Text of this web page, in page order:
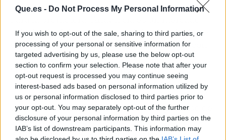
Que.es - Do Not Process My Personal Information
If you wish to opt-out of the sale, sharing to third parties, or
processing of your personal or sensitive information for
targeted advertising by us, please use the below opt-out
section to confirm your selection. Please note that after your
opt-out request is processed you may continue seeing
interest-based ads based on personal information utilized by
us or personal information disclosed to third parties prior to
your opt-out. You may separately opt-out of the further
disclosure of your personal information by third parties on the
IAB’s list of downstream participants. This information may
prioritario. Además de su actividad en la Costa
del Sol, Inbisa sigue apostando por Sevilla con
proyectos que responden a la demanda de
vivienda de calidad en ubicaciones
estratégicas. La comercialización de esta
segunda fase, apenas unos meses después del
lanzamiento inicial, refuerza el compromiso de
la compañía con el desarrollo de promociones
"diferenciales, basadas en la calidad, la